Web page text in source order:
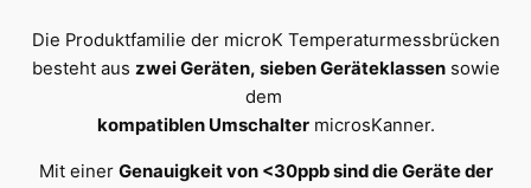
Die Produktfamilie der microK Temperaturmessbrücken
besteht aus zwei Geräten, sieben Geräteklassensowie
dem
kompatiblen UmschaltermicrosKanner.
Mit einer Genauigkeit von <30ppb sind die Geräte der